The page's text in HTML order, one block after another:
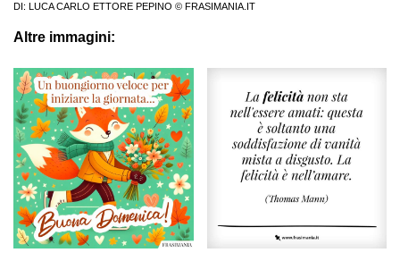
DI:
LUCA CARLO ETTORE PEPINO © FRASIMANIA.IT
Altre immagini: